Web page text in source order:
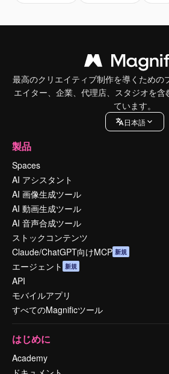
最高のクリエイティブ制作を導くための
エイター、企業、代理店、スタジオを
ています。
日本語
製品
Spaces
AI アシスタント
AI 画像生成ツール
AI 動画生成ツール
AI 音声合成ツール
ストックコンテンツ
Claude/ChatGPT向けMCP 新規
エージェント 新規
API
モバイルアプリ
すべてのMagnificツール
はじめに
Academy